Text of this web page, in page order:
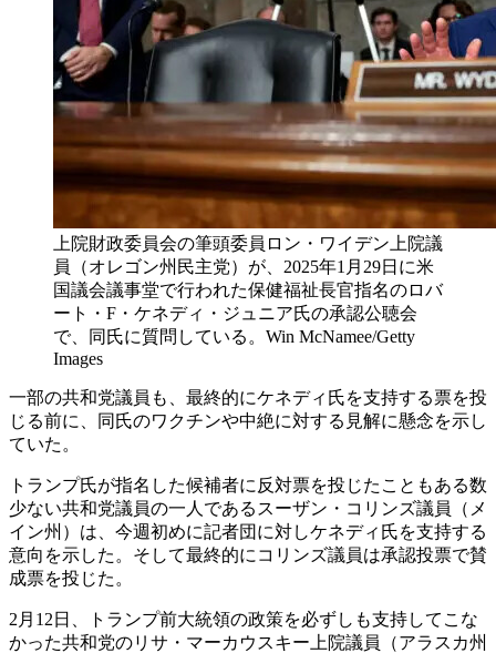
上院財政委員会の筆頭委員ロン・ワイデン上院議
員（オレゴン州民主党）が、2025年1月29日に米
国議会議事堂で行われた保健福祉長官指名のロバ
ート・F・ケネディ・ジュニア氏の承認公聴会
で、同氏に質問している。Win McNamee/Getty
Images
一部の共和党議員も、最終的にケネディ氏を支持する票を投
じる前に、同氏のワクチンや中絶に対する見解に懸念を示し
ていた。
トランプ氏が指名した候補者に反対票を投じたこともある数
少ない共和党議員の一人であるスーザン・コリンズ議員（メ
イン州）は、今週初めに記者団に対しケネディ氏を支持する
意向を示した。そして最終的にコリンズ議員は承認投票で賛
成票を投じた。
2月12日、トランプ前大統領の政策を必ずしも支持してこな
かった共和党のリサ・マーカウスキー上院議員（アラスカ州